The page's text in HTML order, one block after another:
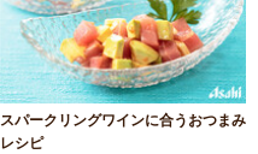
スパークリングワインに合うおつまみ
レシピ